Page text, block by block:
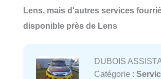
Lens, mais d'autres services
disponible près de Lens
DUBOIS
Catégorie :